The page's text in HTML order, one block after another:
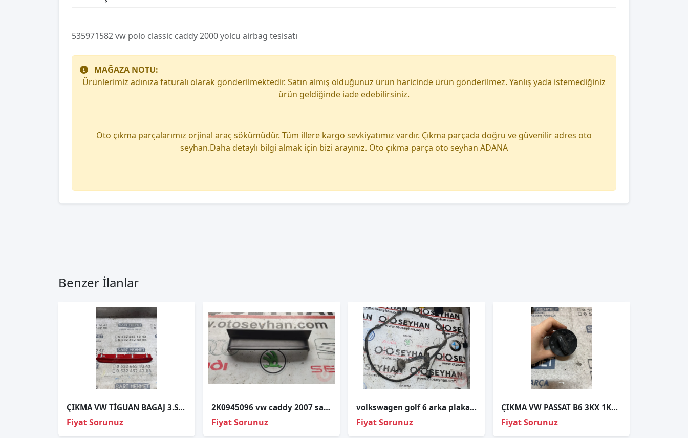
535971582 vw polo classic caddy 2000 yolcu airbag tesisatı
MAĞAZA NOTU:
Ürünlerimiz adınıza faturalı olarak gönderilmektedir. Satın almış olduğunuz ürün haricinde ürün gönderilmez. Yanlış yada istemediğiniz
ürün geldiğinde iade edebilirsiniz.
Oto çıkma parçalarımız orjinal araç sökümüdür. Tüm illere kargo sevkiyatımız vardır. Çıkma parçada doğru ve güvenilir adres oto
seyhan.Daha detaylı bilgi almak için bizi arayınız. Oto çıkma parça oto seyhan ADANA
Benzer İlanlar
ÇIKMA VW TİGUAN BAGAJ 3.STOP
Fiyat Sorunuz
2K0945096 vw caddy 2007 sağ stop kaplaması
Fiyat Sorunuz
volkswagen golf 6 arka plaka lambası tesisatı
Fiyat Sorunuz
ÇIKMA VW PASSAT B6 3KX 1K0 941 431 AS 3KX1K0941431AS FAR ANAHTARI
Fiyat Sorunuz